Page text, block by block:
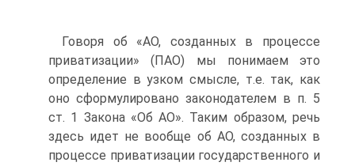
Говоря об «АО, созданных в процессе
приватизации» (ПАО) мы понимаем это
определение в узком смысле, т.е. так, как
оно сформулировано законодателем в п. 5
ст. 1 Закона «Об АО». Таким образом, речь
здесь идет не вообще об АО, созданных в
процессе приватизации государственного и